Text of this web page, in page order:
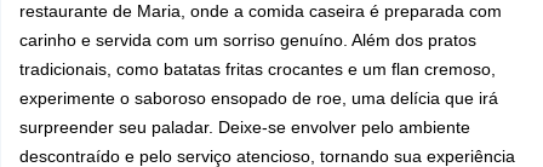
restaurante de Maria, onde a comida caseira é preparada com
carinho e servida com um sorriso genuíno. Além dos pratos
tradicionais, como batatas fritas crocantes e um flan cremoso,
experimente o saboroso ensopado de roe, uma delícia que irá
surpreender seu paladar. Deixe-se envolver pelo ambiente
descontraído e pelo serviço atencioso, tornando sua experiência